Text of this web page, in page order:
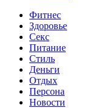
Фитнес
Здоровье
Секс
Питание
Стиль
Деньги
Отдых
Персона
Новости